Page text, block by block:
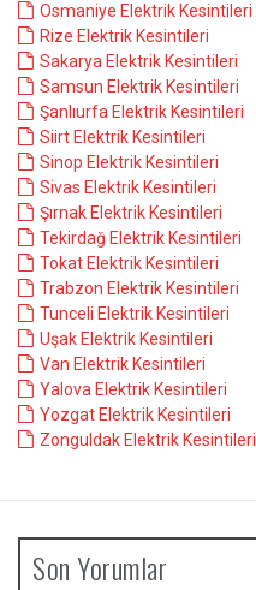
Osmaniye Elektrik Kesintileri
Rize Elektrik Kesintileri
Sakarya Elektrik Kesintileri
Samsun Elektrik Kesintileri
Şanlıurfa Elektrik Kesintileri
Siirt Elektrik Kesintileri
Sinop Elektrik Kesintileri
Sivas Elektrik Kesintileri
Şırnak Elektrik Kesintileri
Tekirdağ Elektrik Kesintileri
Tokat Elektrik Kesintileri
Trabzon Elektrik Kesintileri
Tunceli Elektrik Kesintileri
Uşak Elektrik Kesintileri
Van Elektrik Kesintileri
Yalova Elektrik Kesintileri
Yozgat Elektrik Kesintileri
Zonguldak Elektrik Kesintileri
Son Yorumlar